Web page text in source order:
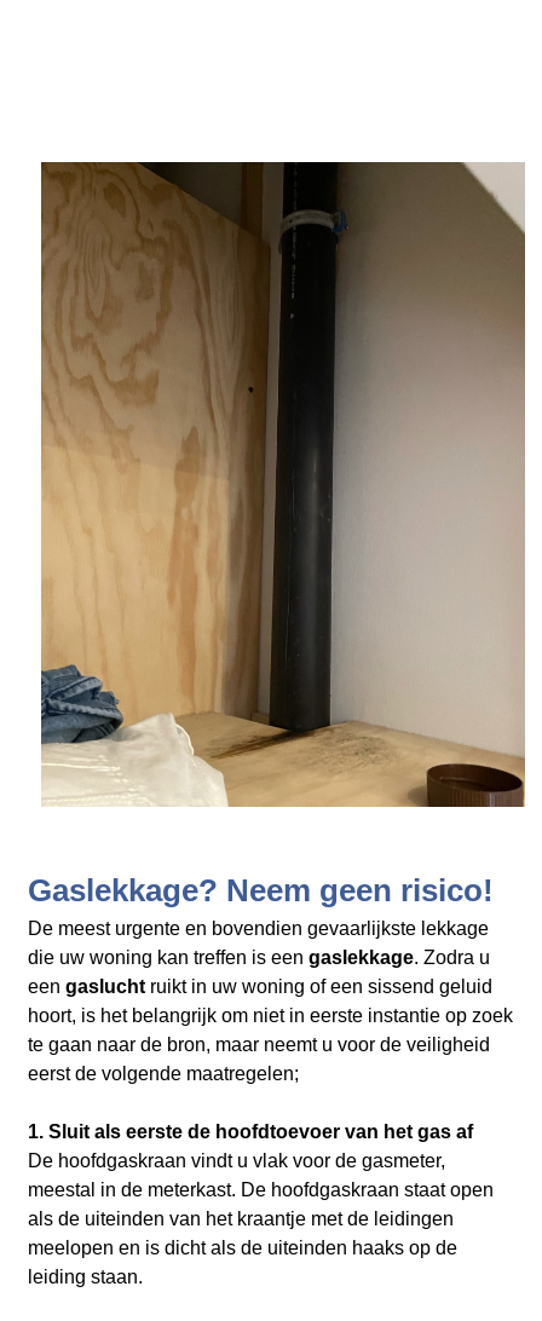
Gaslekkage? Neem geen risico!
De meest urgente en bovendien gevaarlijkste lekkage
die uw woning kan treffen is een gaslekkage. Zodra u
een gasluchtruikt in uw woning of een sissend geluid
hoort, is het belangrijk om niet in eerste instantie op zoek
te gaan naar de bron, maar neemt u voor de veiligheid
eerst de volgende maatregelen;
1. Sluit als eerste de hoofdtoevoer van het gas af
De hoofdgaskraan vindt u vlak voor de gasmeter,
meestal in de meterkast. De hoofdgaskraan staat open
als de uiteinden van het kraantje met de leidingen
meelopen en is dicht als de uiteinden haaks op de
leiding staan.